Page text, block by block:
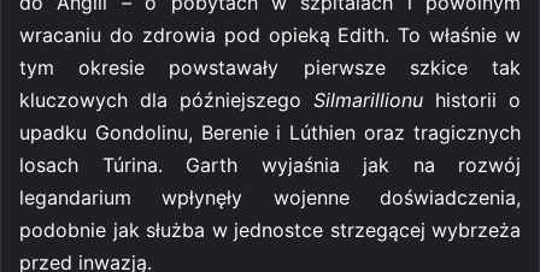
wracaniu do zdrowia pod opieką Edith. To właśnie w
tym okresie powstawały pierwsze szkice tak
kluczowych dla późniejszego Silmarillionu historii o
upadku Gondolinu, Berenie i Lúthien oraz tragicznych
losach Túrina. Garth wyjaśnia jak na rozwój
legandarium wpłynęły wojenne doświadczenia,
podobnie jak służba w jednostce strzegącej wybrzeża
przed inwazją.